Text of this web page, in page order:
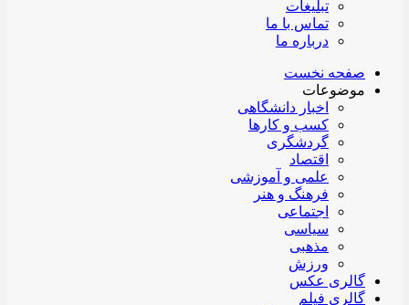
تبلیغات
تماس با ما
درباره ما
صفحه نخست
موضوعات
اخبار دانشگاهی
کسب و کارها
گردشگری
اقتصاد
علمی و آموزشی
فرهنگ و هنر
اجتماعی
سیاسی
مذهبی
ورزش
گالری عکس
گالری فیلم